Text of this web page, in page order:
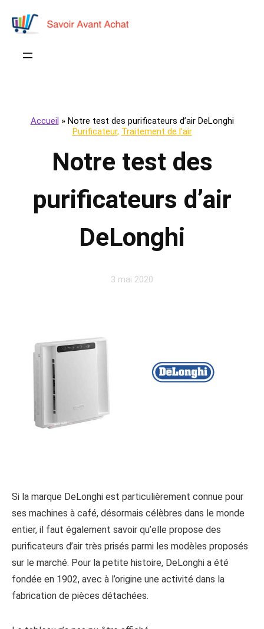
Accueil » Notre test des purificateurs d’air DeLonghi
Purificateur, Traitement de l’air
Notre test des
purificateurs d’air
DeLonghi
3 mai 2020
Si la marque DeLonghi est particulièrement connue pour
ses machines à café, désormais célèbres dans le monde
entier, il faut également savoir qu’elle propose des
purificateurs d’air très prisés parmi les modèles proposés
sur le marché. Pour la petite histoire, DeLonghi a été
fondée en 1902, avec à l’origine une activité dans la
fabrication de pièces détachées.